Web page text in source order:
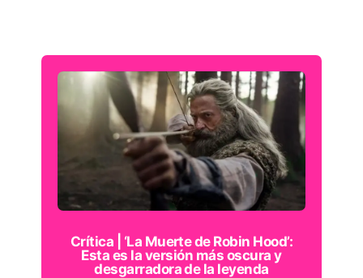
Crítica | ‘La Muerte de Robin Hood’:
Esta es la versión más oscura y
desgarradora de la leyenda